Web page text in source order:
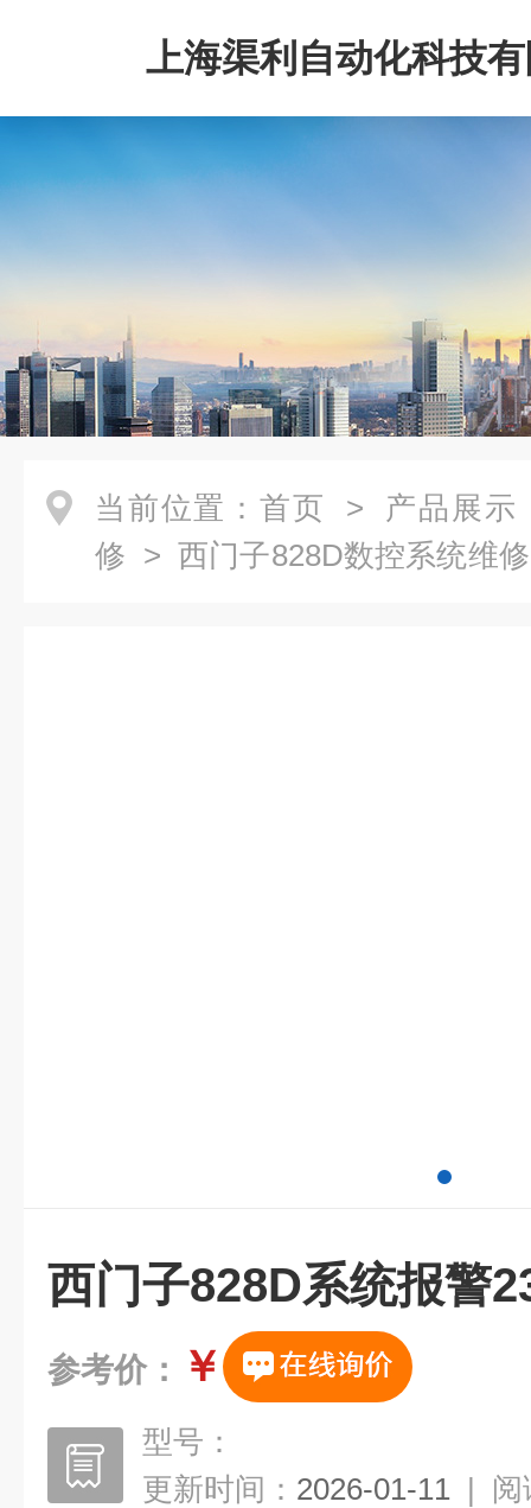
上海渠利自动化科技
当前位置： 首页 > 产品展示
修 > 西门子828D数控系统维修
西门子828D系统报警
参考价： ￥
型号：
更新时间： 2026-01-11 | 阅